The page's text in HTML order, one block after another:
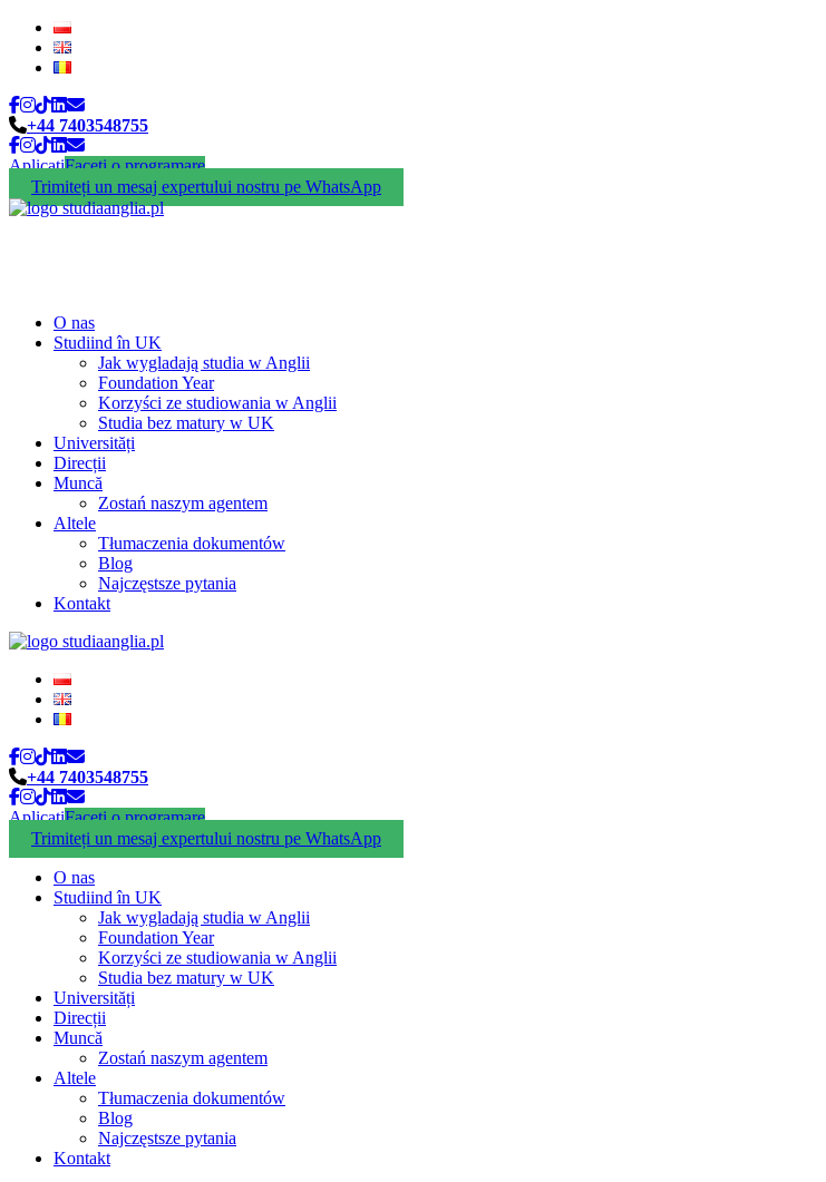
+44 7403548755
AplicațiFaceți o programare
Trimiteți un mesaj expertului nostru pe WhatsApp
O nas
Studiind în UK
Jak wygladają studia w Anglii
Foundation Year
Korzyści ze studiowania w Anglii
Studia bez matury w UK
Universități
Direcții
Muncă
Zostań naszym agentem
Altele
Tłumaczenia dokumentów
Blog
Najczęstsze pytania
Kontakt
+44 7403548755
AplicațiFaceți o programare
Trimiteți un mesaj expertului nostru pe WhatsApp
O nas
Studiind în UK
Jak wygladają studia w Anglii
Foundation Year
Korzyści ze studiowania w Anglii
Studia bez matury w UK
Universități
Direcții
Muncă
Zostań naszym agentem
Altele
Tłumaczenia dokumentów
Blog
Najczęstsze pytania
Kontakt